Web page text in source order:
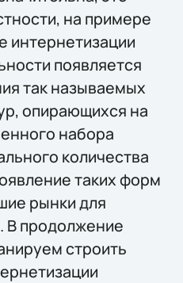
на примере
интернетизации
появляется
так называемых
опирающихся на
набора
количества
таких форм
рынки для
В продолжение
строить